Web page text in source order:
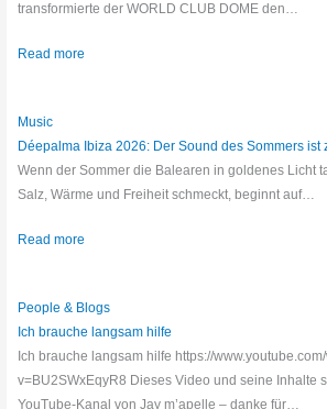
transformierte der WORLD CLUB DOME den…
Read more
Music
Déepalma Ibiza 2026: Der Sound des Sommers ist
Wenn der Sommer die Balearen in goldenes Licht
Salz, Wärme und Freiheit schmeckt, beginnt auf…
Read more
People & Blogs
Ich brauche langsam hilfe
Ich brauche langsam hilfe https://
v=BU2SWxEqyR8 Dieses Video und seine Inhalte
YouTube-Kanal von Jay m’apelle – danke für…